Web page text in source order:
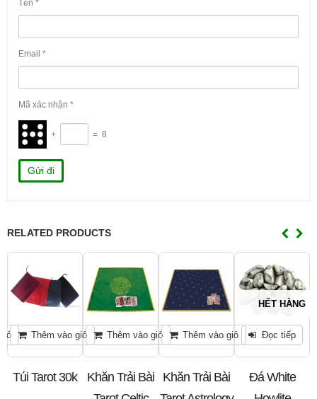
Tên *
Email *
Mã xác nhận *
+ = 8
RELATED PRODUCTS
Thêm vào giỏ
Túi Tarot 30k
Thêm vào giỏ
Khăn Trải Bài
Thêm vào giỏ
Khăn Trải Bài
HẾT HÀNG
Đọc tiếp
Đá White